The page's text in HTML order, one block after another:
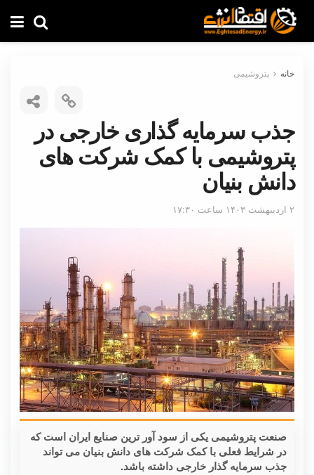
خانه پتروشیمی
جذب سرمایه گذاری خارجی در
پتروشیمی با کمک شرکت های
دانش بنیان
۲ اردیبهشت ۱۴۰۳ ساعت ۱۷:۳۰
صنعت پتروشیمی یکی از سود آور ترین صنایع ایران است که
در شرایط فعلی با کمک شرکت های دانش بنیان می تواند
جذب سرمایه گذار خارجی داشته باشد.